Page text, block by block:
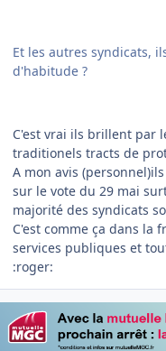
Et les autres syndicats,
d'habitude ?
C'est vrai ils brillent par
traditionels tracts de
A mon avis
sur le vote du 29 mai
majorité des syndicats
C'est comme ça dans la
services publiques et
:roger: